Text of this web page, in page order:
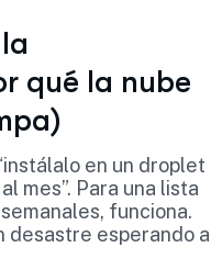
qué la nube
en un droplet
mes”. Para una lista
funciona.
desastre esperando a